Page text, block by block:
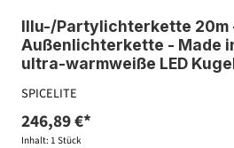
Illu-/Partylichterkette 20m
Außenlichterkette - Made
ultra-warmweiße LED
SPICELITE
246,89 €*
Inhalt: 1 Stück